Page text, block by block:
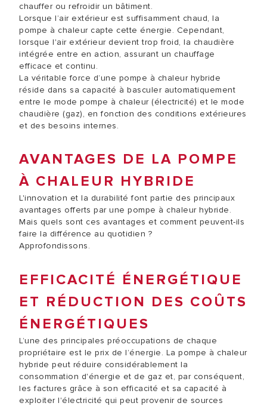
chauffer ou refroidir un bâtiment.
Lorsque l’air extérieur est suffisamment chaud, la
pompe à chaleur capte cette énergie. Cependant,
lorsque l'air extérieur devient trop froid, la chaudière
intégrée entre en action, assurant un chauffage
efficace et continu.
La véritable force d’une pompe à chaleur hybride
réside dans sa capacité à basculer automatiquement
entre le mode pompe à chaleur (électricité) et le mode
chaudière (gaz), en fonction des conditions extérieures
et des besoins internes.
AVANTAGES DE LA POMPE
À CHALEUR HYBRIDE
L'innovation et la durabilité font partie des principaux
avantages offerts par une pompe à chaleur hybride.
Mais quels sont ces avantages et comment peuvent-ils
faire la différence au quotidien ?
Approfondissons.
EFFICACITÉ ÉNERGÉTIQUE
ET RÉDUCTION DES COÛTS
ÉNERGÉTIQUES
L’une des principales préoccupations de chaque
propriétaire est le prix de l’énergie. La pompe à chaleur
hybride peut réduire considérablement la
consommation d'énergie et de gaz et, par conséquent,
les factures grâce à son efficacité et sa capacité à
exploiter l'électricité qui peut provenir de sources